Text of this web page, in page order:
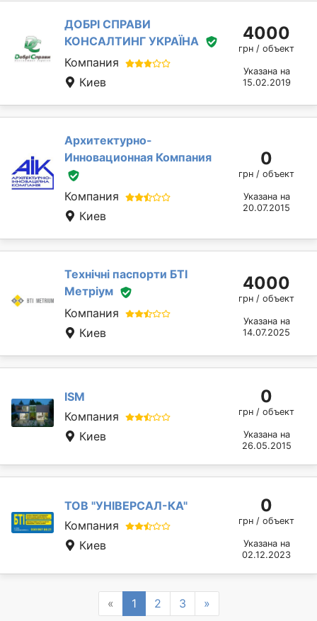
ДОБРІ СПРАВИ
КОНСАЛТИНГ УКРАЇНА
Компания
Киев
4000
грн / объект
Указана на
15.02.2019
Архитектурно-
Инновационная Компания
Компания
Киев
0
грн / объект
Указана на
20.07.2015
Технічні паспорти БТІ
Метріум
Компания
Киев
4000
грн / объект
Указана на
14.07.2025
ISM
Компания
Киев
0
грн / объект
Указана на
26.05.2015
ТОВ "УНІВЕРСАЛ-КА"
Компания
Киев
0
грн / объект
Указана на
02.12.2023
« Previous
1 2 3 »Next